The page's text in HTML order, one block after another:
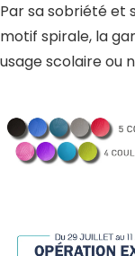
Par sa sobriété et
motif spirale, la
usage scolaire ou